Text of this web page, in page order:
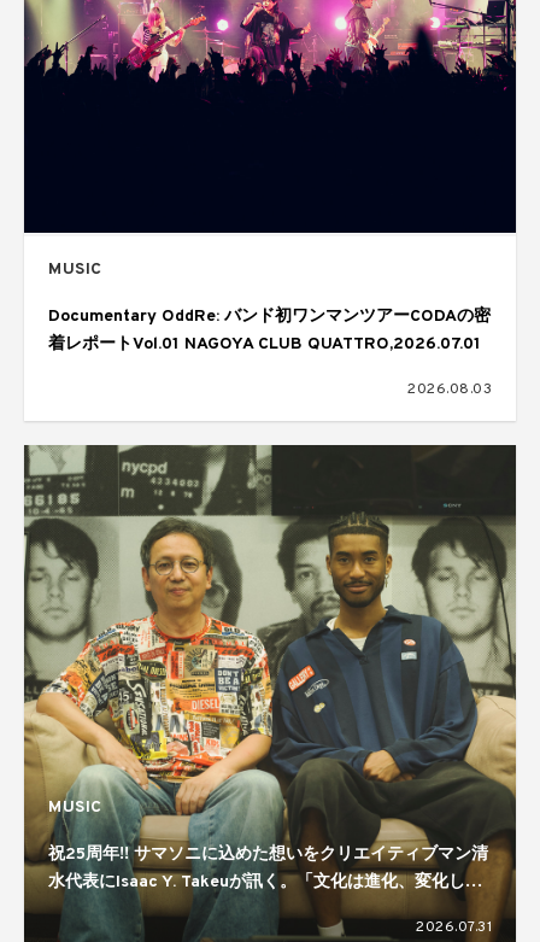
MUSIC
Documentary OddRe: バンド初ワンマンツアーCODAの密
着レポートVol.01 NAGOYA CLUB QUATTRO,2026.07.01
2026.08.03
MUSIC
祝25周年!! サマソニに込めた想いをクリエイティブマン清
水代表にIsaac Y. Takeuが訊く。「文化は進化、変化して
いくもの」「規模感が大事」
2026.07.31